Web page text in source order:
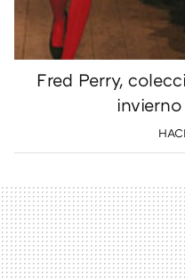
Fred Perry,